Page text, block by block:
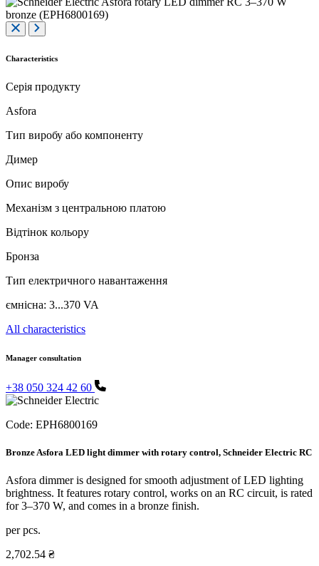
Characteristics
Серія продукту
Asfora
Тип виробу або компоненту
Димер
Опис виробу
Механізм з центральною платою
Відтінок кольору
Бронза
Тип електричного навантаження
ємнісна: 3...370 VA
All characteristics
Manager consultation
+38 050 324 42 60
Code: EPH6800169
Bronze Asfora LED light dimmer with rotary control, Schneider Electric RC
Asfora dimmer is designed for smooth adjustment of LED lighting
brightness. It features rotary control, works on an RC circuit, is rated
for 3–370 W, and comes in a bronze finish.
per pcs.
2,702.54 ₴